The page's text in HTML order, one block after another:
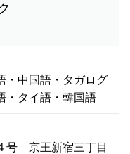
・中国語・タガログ
・タイ語・韓国語
号 京王新宿三丁目